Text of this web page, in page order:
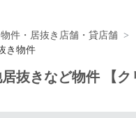
件・居抜き店舗・貸店舗
き物件
抜きなど物件 【ク